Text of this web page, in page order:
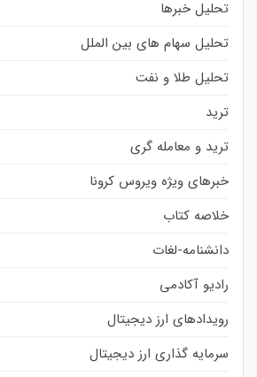
تحلیل خبرها
تحلیل سهام های بین الملل
تحلیل طلا و نفت
ترید
ترید و معامله گری
خبرهای ویژه ویروس کرونا
خلاصه کتاب
دانشنامه-لغات
رادیو آکادمی
رویدادهای ارز دیجیتال
سرمایه گذاری ارز دیجیتال